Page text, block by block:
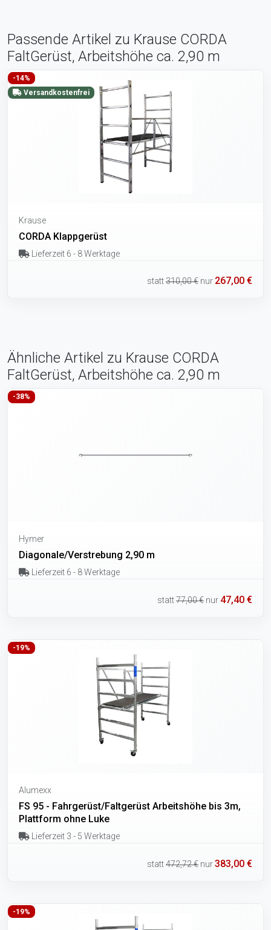
Passende Artikel zu Krause CORDA
FaltGerüst, Arbeitshöhe ca. 2,90 m
-14%
Versandkostenfrei
Krause
CORDA Klappgerüst
Lieferzeit 6 - 8 Werktage
statt310,00 € nur 267,00 €
Ähnliche Artikel zu Krause CORDA
FaltGerüst, Arbeitshöhe ca. 2,90 m
-38%
Hymer
Diagonale/Verstrebung 2,90 m
Lieferzeit 6 - 8 Werktage
statt77,00 € nur 47,40 €
-19%
Alumexx
FS 95 - Fahrgerüst/Faltgerüst Arbeitshöhe bis 3m,
Plattform ohne Luke
Lieferzeit 3 - 5 Werktage
statt472,72 € nur383,00 €
-19%